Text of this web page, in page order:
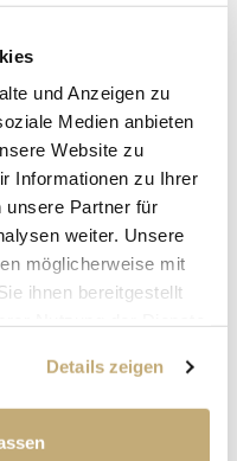
und Anzeigen zu
Medien anbieten
Website zu
Informationen zu Ihrer
unsere Partner für
weiter. Unsere
möglicherweise mit
ihnen bereitgestellt
Details zeigen
: Losbude
Waffeln, Mandeln
Bier, Schnaps,
für Haus und